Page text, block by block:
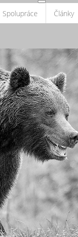
Spolupráce Články